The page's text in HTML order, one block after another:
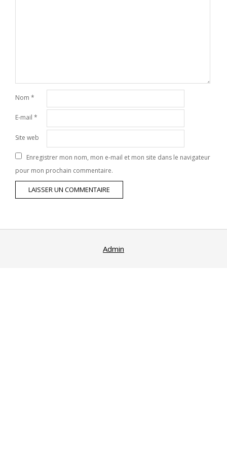
Nom *
E-mail *
Site web
Enregistrer mon nom, mon e-mail et mon site dans le navigateur
pour mon prochain commentaire.
Admin